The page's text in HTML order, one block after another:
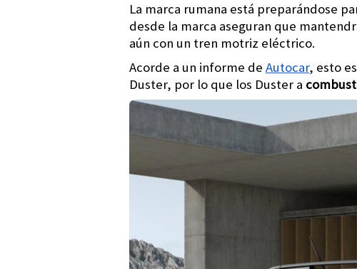
La marca rumana está preparándose
desde la marca aseguran que
aún con un tren motriz eléctrico.
Acorde a un informe de Autocar, esto
Duster, por lo que los Duster a